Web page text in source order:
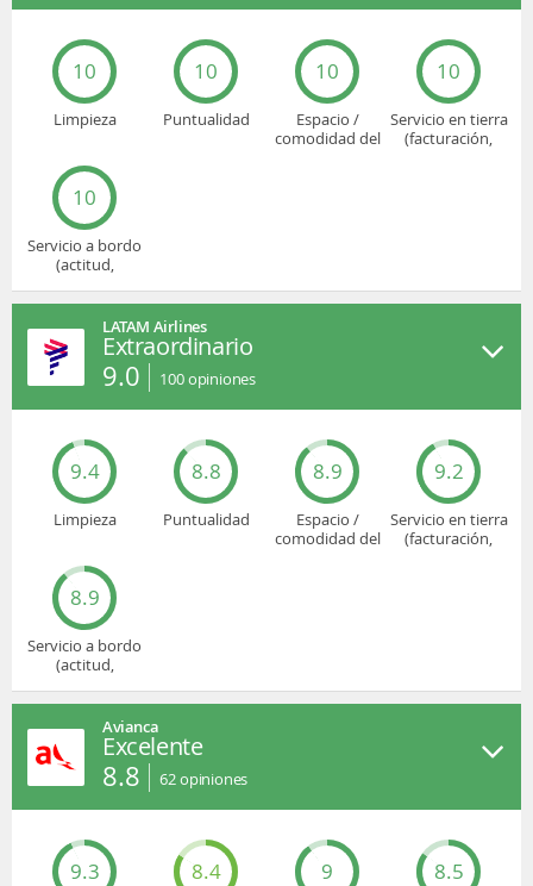
10
Limpieza
10
Puntualidad
10
Espacio /
comodidad del
10
Servicio en tierra
(facturación,
10
Servicio a bordo
(actitud,
LATAM Airlines
Extraordinario
9.0 100opiniones
9.4
Limpieza
8.8
Puntualidad
8.9
Espacio /
comodidad del
9.2
Servicio en tierra
(facturación,
8.9
Servicio a bordo
(actitud,
Avianca
Excelente
8.8 62opiniones
9.3 8.4 9 8.5